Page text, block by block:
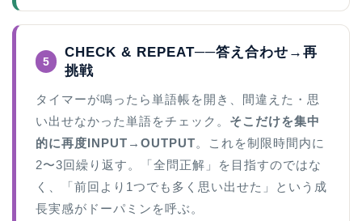
5
CHECK & REPEAT──答え合わせ→再
挑戦
タイマーが鳴ったら単語帳を開き、間違えた・思
い出せなかった単語をチェック。 そこだけを集中
的に再度INPUT→OUTPUT。これを制限時間内に
2〜3回繰り返す。「全問正解」を目指すのではな
く、「前回より1つでも多く思い出せた」という成
長実感がドーパミンを呼ぶ。